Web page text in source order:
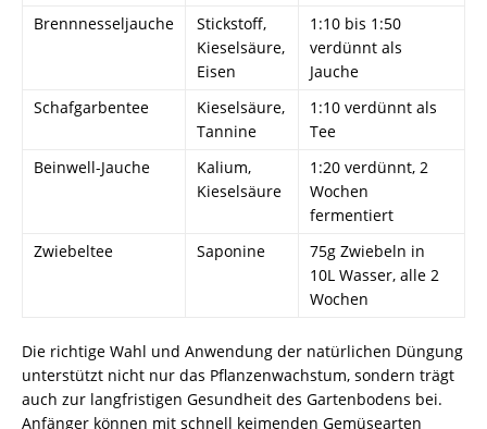
Brennnesseljauche
Stickstoff,
Kieselsäure,
Eisen
1:10 bis 1:50
verdünnt als
Jauche
Schafgarbentee
Kieselsäure,
Tannine
1:10 verdünnt als
Tee
Beinwell-Jauche
Kalium,
Kieselsäure
1:20 verdünnt, 2
Wochen
fermentiert
Zwiebeltee
Saponine
75g Zwiebeln in
10L Wasser, alle 2
Wochen
Die richtige Wahl und Anwendung der natürlichen Düngung
unterstützt nicht nur das Pflanzenwachstum, sondern trägt
auch zur langfristigen Gesundheit des Gartenbodens bei.
Anfänger können mit schnell keimenden Gemüsearten